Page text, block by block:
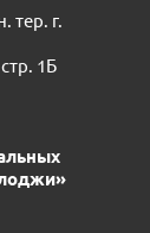
тер. г.
1Б